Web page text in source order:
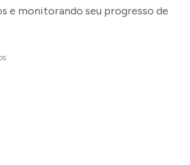
e monitorando seu progresso de